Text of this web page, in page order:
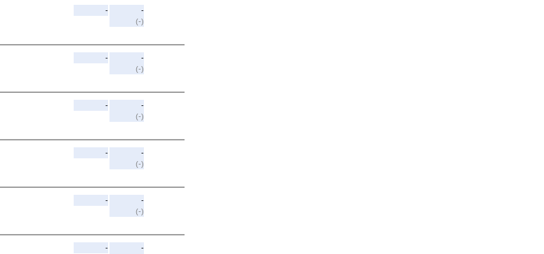
-
-
(-)
-
-
(-)
-
-
(-)
-
-
(-)
-
-
(-)
-
-